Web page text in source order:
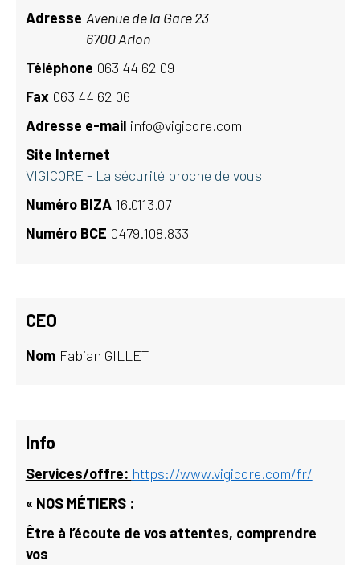
Adresse Avenue de la Gare 23
6700 Arlon
Téléphone 063 44 62 09
Fax 063 44 62 06
Adresse e-mail info@vigicore.com
Site Internet
VIGICORE - La sécurité proche de vous
Numéro BIZA 16.0113.07
Numéro BCE 0479.108.833
CEO
Nom Fabian GILLET
Info
Services/offre: https://www.vigicore.com/fr/
« NOS MÉTIERS :
Être à l’écoute de vos attentes, comprendre
vos